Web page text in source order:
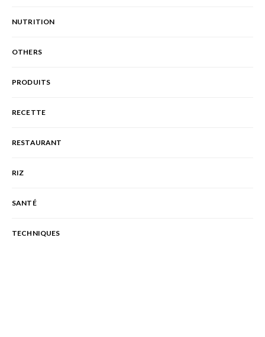
NUTRITION
OTHERS
PRODUITS
RECETTE
RESTAURANT
RIZ
SANTÉ
TECHNIQUES